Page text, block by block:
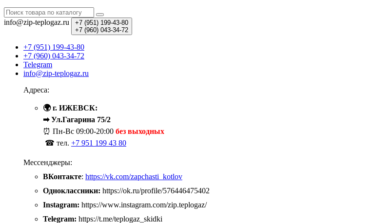
info@zip-teplogaz.ru +7 (951) 199-43-80
+7 (960) 043-34-72
+7 (951) 199-43-80
+7 (960) 043-34-72
Telegram
info@zip-teplogaz.ru
Адреса:
🌍 г. ИЖЕВСК:
➡ Ул.Гагарина 75/2
⏰ Пн-Вс 09:00-20:00 без выходных
☎ тел. +7 951 199 43 80
Мессенджеры:
ВКонтакте: https://vk.com/zapchasti_kotlov
Одноклассники: https://ok.ru/profile/576446475402
Instagram: https://www.instagram.com/zip.teplogaz/
Telegram: https://t.me/teplogaz_skidki